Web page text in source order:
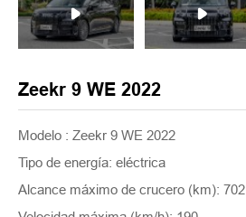
Zeekr 9 WE 2022
Modelo : Zeekr 9 WE 2022
Tipo de energía: eléctrica
Alcance máximo de crucero (km): 702